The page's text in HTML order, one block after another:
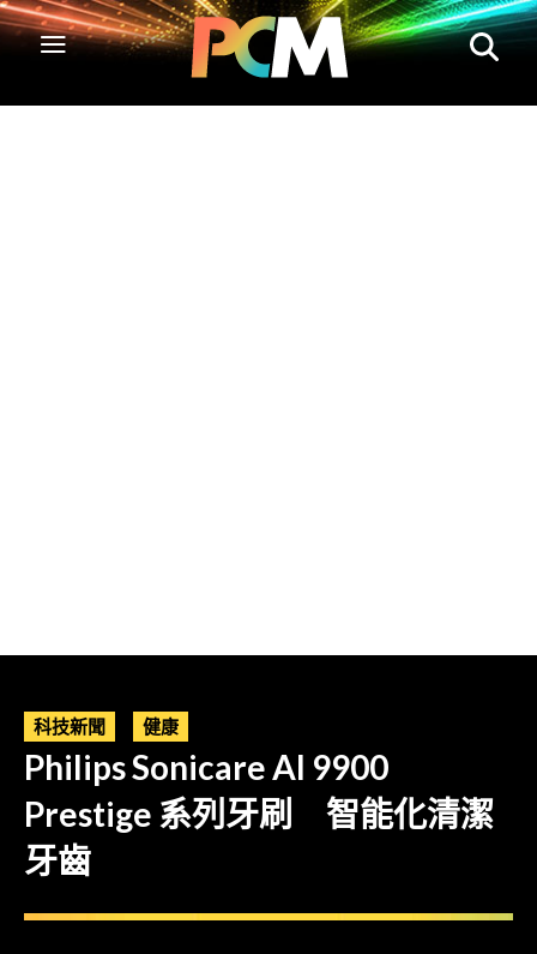
科技新聞 健康
Philips Sonicare AI 9900
Prestige 系列牙刷 智能化清潔
牙齒